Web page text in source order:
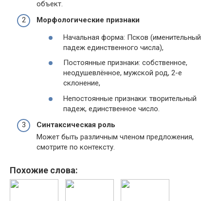
объект.
Морфологические признаки
Начальная форма: Псков (именительный
падеж единственного числа),
Постоянные признаки: собственное,
неодушевлённое, мужской род, 2-е
склонение,
Непостоянные признаки: творительный
падеж, единственное число.
Синтаксическая роль
Может быть различным членом предложения,
смотрите по контексту.
Похожие слова: